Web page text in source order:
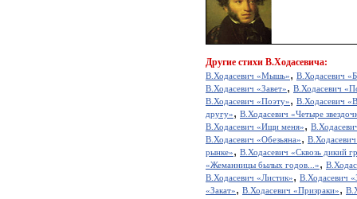
Другие стихи В.Ходасевича:
В.Ходасевич «Мышь», В.Ходасевич
В.Ходасевич «Завет», В.Ходасевич
В.Ходасевич «Поэту», В.Ходасевич
другу», В.Ходасевич «Четыре
В.Ходасевич «Ищи меня»,
В.Ходасевич «Обезьяна»,
рынке», В.Ходасевич «Сквозь дикий
«Жеманницы былых годов...»,
В.Ходасевич «Листик», В.Ходасевич
«Закат», В.Ходасевич «Призраки»,